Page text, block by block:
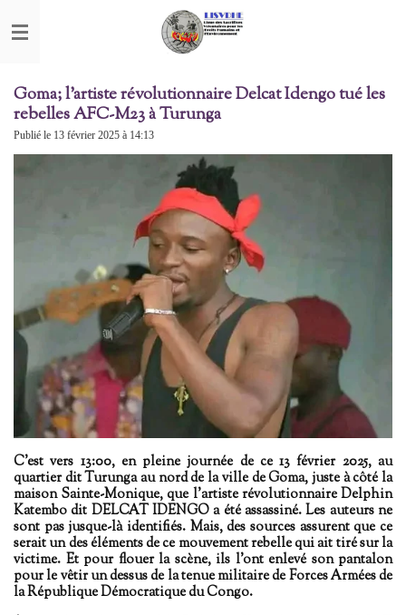
au
Goma; l'artiste révolutionnaire Delcat Idengo tué les
rebelles AFC-M23 à Turunga
Publié le 13 février 2025 à 14:13
C'est vers 13:00, en pleine journée de ce 13 février 2025, au
quartier dit Turunga au nord de la ville de Goma, juste à côté la
maison Sainte-Monique, que l'artiste révolutionnaire Delphin
Katembo dit DELCAT IDENGO a été assassiné. Les auteurs ne
sont pas jusque-là identifiés. Mais, des sources assurent que ce
serait un des éléments de ce mouvement rebelle qui ait tiré sur la
victime. Et pour flouer la scène, ils l'ont enlevé son pantalon
pour le vêtir un dessus de la tenue militaire de Forces Armées de
la République Démocratique du Congo.